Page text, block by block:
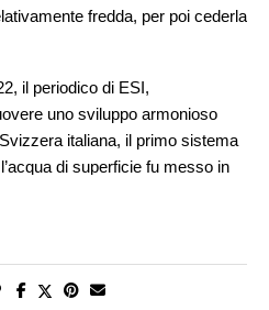
fredda, per poi cederla
il periodico di ESI,
uno sviluppo armonioso
italiana, il primo sistema
di superficie fu messo in
dove il Municipio attinse
capoluogo zurighese è pure oggi
lo stesso: sottrarre energia